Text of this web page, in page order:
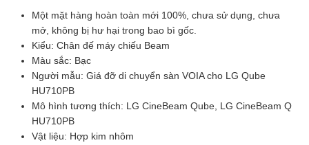
Một mặt hàng hoàn toàn mới 100%, chưa sử dụng, chưa
mở, không bị hư hại trong bao bì gốc.
Kiểu: Chân đế máy chiếu Beam
Màu sắc: Bạc
Người mẫu: Giá đỡ di chuyển sàn VOIA cho LG Qube
HU710PB
Mô hình tương thích: LG CineBeam Qube, LG CineBeam Q
HU710PB
Vật liệu: Hợp kim nhôm